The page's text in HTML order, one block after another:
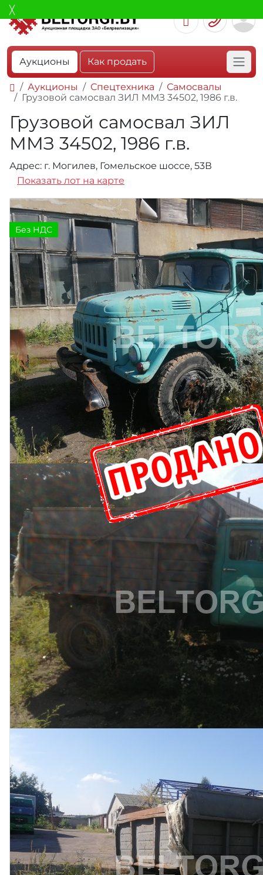
Аукционы Как продать
Аукционы Спецтехника
Самосвалы
Грузовой самосвал ЗИЛ ММЗ 34502, 1986 г.в.
Грузовой самосвал ЗИЛ
ММЗ 34502, 1986 г.в.
Адрес: г. Могилев, Гомельское шоссе, 53В
Показать лот на карте
Без НДС